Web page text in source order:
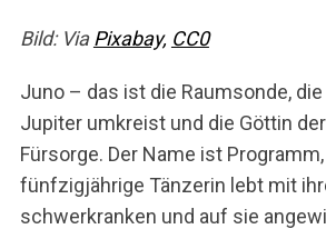
Bild: ViaPixabay, CC0
Juno – das ist die Raumsonde,
Jupiter umkreist und die Göttin
Fürsorge. Der Name ist
fünfzigjährige Tänzerin lebt mit
schwerkranken und auf sie